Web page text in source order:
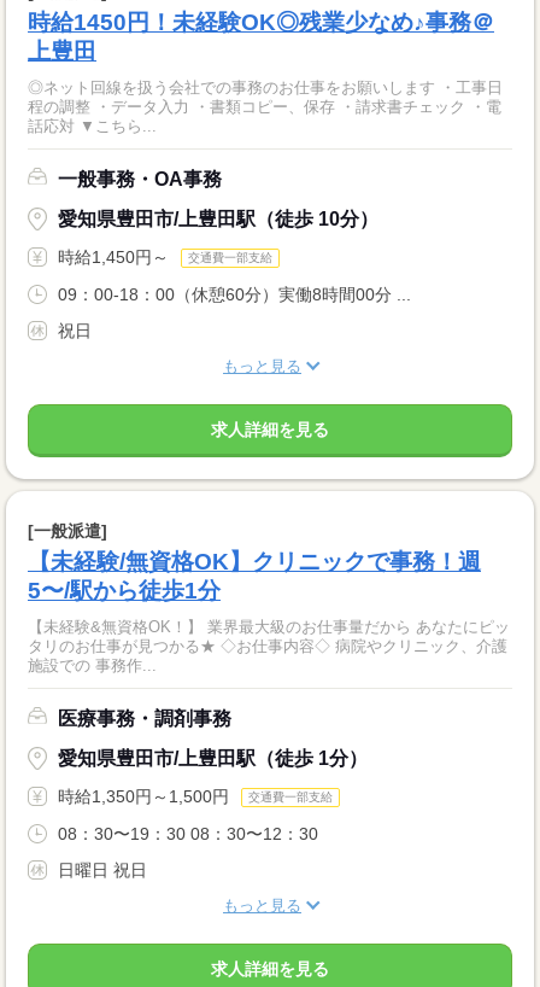
時給1450円！未経験OK◎残業少なめ♪事務＠
上豊田
◎ネット回線を扱う会社での事務のお仕事をお願いします ・工事日
程の調整 ・データ入力 ・書類コピー、保存 ・請求書チェック ・電
話応対 ▼こちら...
一般事務・OA事務
愛知県豊田市/上豊田駅（徒歩 10分）
時給1,450円～ 交通費一部支給
09：00-18：00（休憩60分）実働8時間00分 ...
祝日
もっと見る
求人詳細を見る
[一般派遣]
【未経験/無資格OK】クリニックで事務！週
5〜/駅から徒歩1分
【未経験&無資格OK！】 業界最大級のお仕事量だから あなたにピッ
タリのお仕事が見つかる★ ◇お仕事内容◇ 病院やクリニック、介護
施設での 事務作...
医療事務・調剤事務
愛知県豊田市/上豊田駅（徒歩 1分）
時給1,350円～1,500円 交通費一部支給
08：30〜19：30 08：30〜12：30
日曜日 祝日
もっと見る
求人詳細を見る